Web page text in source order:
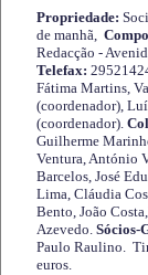
Propriedade:
de manhã,
Redacção -
Telefax:
Fátima Martins,
(coordenador),
(coordenador).
Guilherme
Ventura, António
Barcelos, José
Lima, Cláudia
Bento, João
Azevedo. Sócios-
Paulo Raulino.
euros.